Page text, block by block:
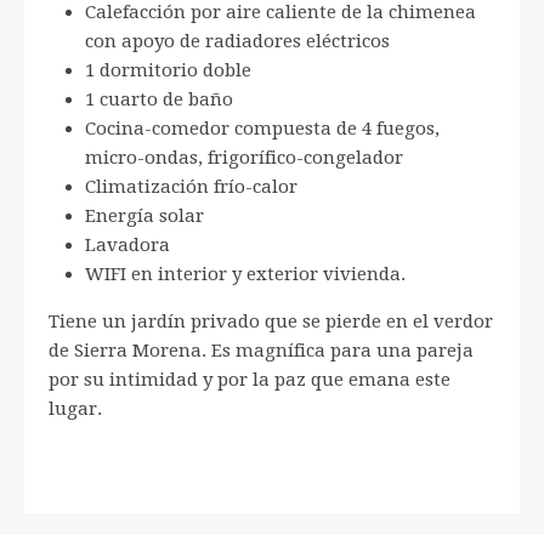
Calefacción por aire caliente de la chimenea
con apoyo de radiadores eléctricos
1 dormitorio doble
1 cuarto de baño
Cocina-comedor compuesta de 4 fuegos,
micro-ondas, frigorífico-congelador
Climatización frío-calor
Energía solar
Lavadora
WIFI en interior y exterior vivienda.
Tiene un jardín privado que se pierde en el verdor
de Sierra Morena. Es magnífica para una pareja
por su intimidad y por la paz que emana este
lugar.